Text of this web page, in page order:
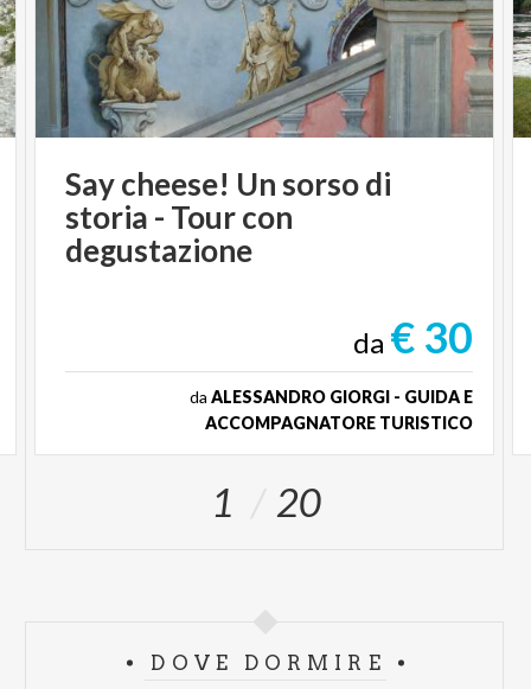
Say cheese! Un sorso di
storia - Tour con
degustazione
da € 30
da ALESSANDRO GIORGI - GUIDA E
ACCOMPAGNATORE TURISTICO
1 20
DOVE DORMIRE